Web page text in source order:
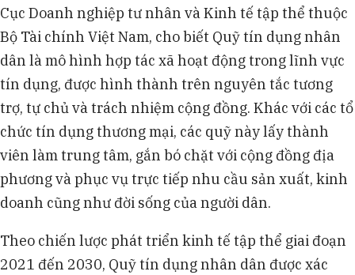
Cục Doanh nghiệp tư nhân và Kinh tế tập thể thuộc
Bộ Tài chính Việt Nam, cho biết Quỹ tín dụng nhân
dân là mô hình hợp tác xã hoạt động trong lĩnh vực
tín dụng, được hình thành trên nguyên tắc tương
trợ, tự chủ và trách nhiệm cộng đồng. Khác với các tổ
chức tín dụng thương mại, các quỹ này lấy thành
viên làm trung tâm, gắn bó chặt với cộng đồng địa
phương và phục vụ trực tiếp nhu cầu sản xuất, kinh
doanh cũng như đời sống của người dân.
Theo chiến lược phát triển kinh tế tập thể giai đoạn
2021 đến 2030, Quỹ tín dụng nhân dân được xác